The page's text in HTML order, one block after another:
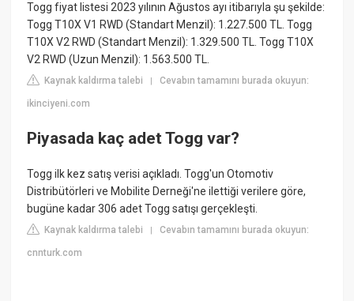
Togg fiyat listesi 2023 yılının Ağustos ayı itibarıyla şu şekilde:
Togg T10X V1 RWD (Standart Menzil): 1.227.500 TL. Togg
T10X V2 RWD (Standart Menzil): 1.329.500 TL. Togg T10X
V2 RWD (Uzun Menzil): 1.563.500 TL.
Kaynak kaldırma talebi |Cevabın tamamını burada okuyun:
ikinciyeni.com
Piyasada kaç adet Togg var?
Togg ilk kez satış verisi açıkladı. Togg'un Otomotiv
Distribütörleri ve Mobilite Derneği'ne ilettiği verilere göre,
bugüne kadar 306 adet Togg satışı gerçekleşti.
Kaynak kaldırma talebi |Cevabın tamamını burada okuyun:
cnnturk.com